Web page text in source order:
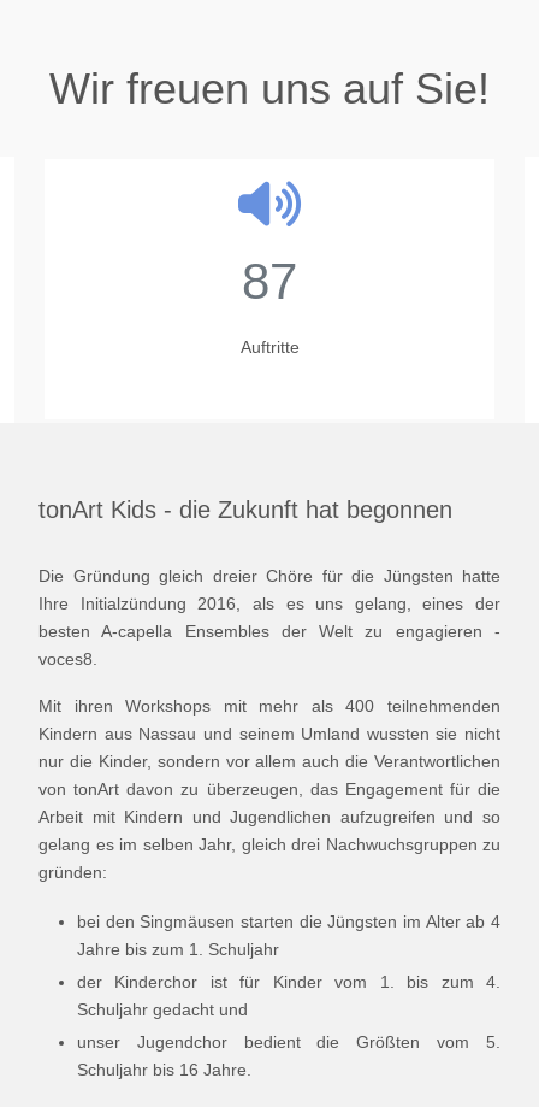
Wir freuen uns auf Sie!
87
Auftritte
tonArt Kids - die Zukunft hat begonnen
Die Gründung gleich dreier Chöre für die Jüngsten hatte
Ihre Initialzündung 2016, als es uns gelang, eines der
besten A-capella Ensembles der Welt zu engagieren -
voces8.
Mit ihren Workshops mit mehr als 400 teilnehmenden
Kindern aus Nassau und seinem Umland wussten sie nicht
nur die Kinder, sondern vor allem auch die Verantwortlichen
von tonArt davon zu überzeugen, das Engagement für die
Arbeit mit Kindern und Jugendlichen aufzugreifen und so
gelang es im selben Jahr, gleich drei Nachwuchsgruppen zu
gründen:
bei den Singmäusen starten die Jüngsten im Alter ab 4
Jahre bis zum 1. Schuljahr
der Kinderchor ist für Kinder vom 1. bis zum 4.
Schuljahr gedacht und
unser Jugendchor bedient die Größten vom 5.
Schuljahr bis 16 Jahre.